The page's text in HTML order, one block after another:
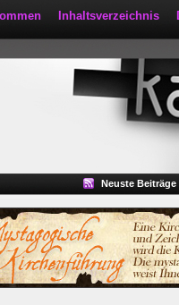
Inhaltsverzeichnis
Neuste Beiträge